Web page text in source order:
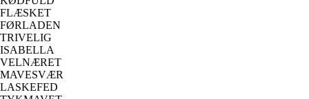
FLÆSKET
FØRLADEN
TRIVELIG
ISABELLA
VELNÆRET
MAVESVÆR
LASKEFED